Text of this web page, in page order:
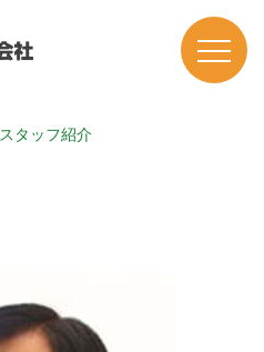
スタッフ紹介